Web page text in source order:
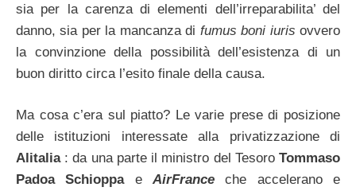
sia per la carenza di elementi dell’irreparabilita’ del
danno, sia per la mancanza di fumus boni iuris ovvero
la convinzione della possibilità dell’esistenza di un
buon diritto circa l’esito finale della causa.
Ma cosa c’era sul piatto? Le varie prese di posizione
delle istituzioni interessate alla privatizzazione di
Alitalia : da una parte il ministro del TesoroTommaso
Padoa SchioppaeAirFrance che accelerano e